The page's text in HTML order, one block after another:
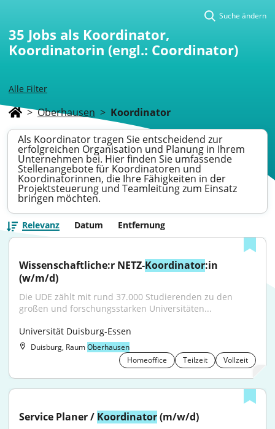
Alle Filter
Suche ändern
35 Jobs als Koordinator,
Koordinatorin (engl.: Coordinator)
> Oberhausen > Koordinator
Als Koordinator tragen Sie entscheidend zur
erfolgreichen Organisation und Planung in Ihrem
Unternehmen bei. Hier finden Sie umfassende
Stellenangebote für Koordinatoren und
Koordinatorinnen, die Ihre Fähigkeiten in der
Projektsteuerung und Teamleitung zum Einsatz
bringen möchten.
Relevanz Datum Entfernung
Wissenschaftliche:r NETZ-Koordinator:in
(w/m/d)
Die UDE zählt mit rund 37.000 Studierenden zu den
großen und forschungsstarken Universitäten...
Universität Duisburg-Essen
Duisburg, RaumOberhausen
Homeoffice
Teilzeit Vollzeit
Service Planer / Koordinator (m/w/d)